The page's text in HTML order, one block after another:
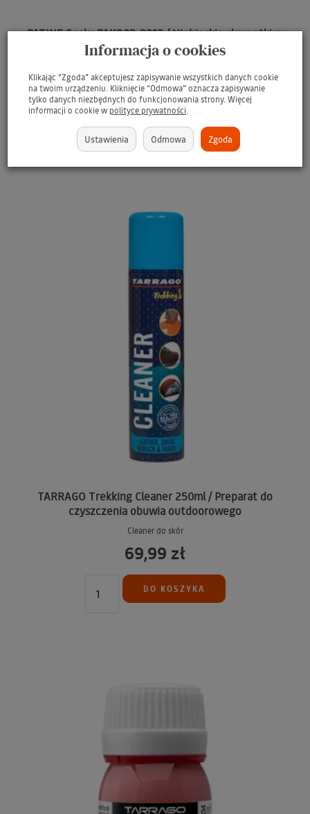
PATINE Socks PAKO02-2213 / Niebieskie skarpetki w
błękitne grochy
35,00 zł 25,00 zł
WYBIERZ OPCJE
TARRAGO Trekking Cleaner 250ml / Preparat do
czyszczenia obuwia outdoorowego
Cleaner do skór
69,99 zł
DO KOSZYKA
Informacja o cookies
Klikając “Zgoda” akceptujesz zapisywanie wszystkich danych cookie
na twoim urządzeniu. Kliknięcie “Odmowa” oznacza zapisywanie
tylko danych niezbędnych do funkcjonowania strony. Więcej
informacji o cookie w polityce prywatności.
Ustawienia Odmowa Zgoda